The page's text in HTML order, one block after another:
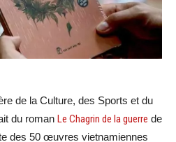
de la Culture, des Sports et du
du roman Le Chagrin de la guerre de
des 50 œuvres vietnamiennes